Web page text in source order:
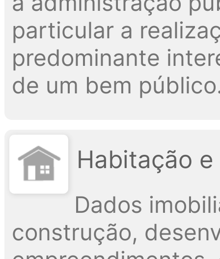
particular a
predominante
de um bem
Habitação
Dados
construção,